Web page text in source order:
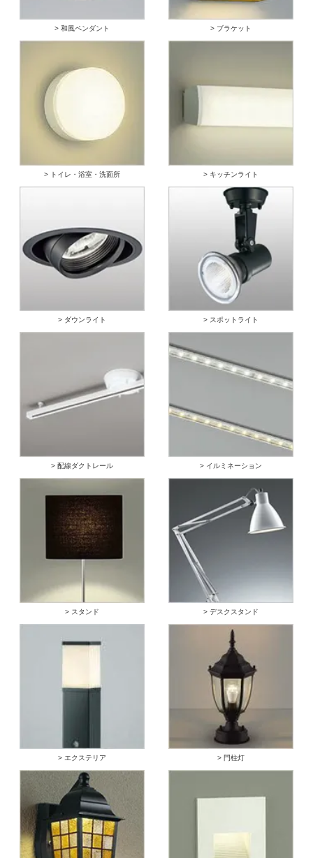
> 和風ペンダント > ブラケット
> トイレ・浴室・洗面所 > キッチンライト
> ダウンライト > スポットライト
> 配線ダクトレール > イルミネーション
> スタンド > デスクスタンド
> エクステリア > 門柱灯